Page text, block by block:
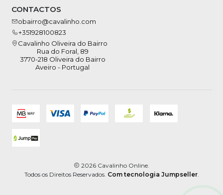
CONTACTOS
obairro@cavalinho.com
+351928100823
Cavalinho Oliveira do Bairro
Rua do Foral, 89
3770-218 Oliveira do Bairro
Aveiro - Portugal
2026 Cavalinho Online.
Todos os Direitos Reservados. Com tecnologia Jumpseller.